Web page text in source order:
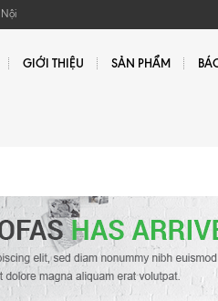
GIỚI THIỆU SẢN PHẨM